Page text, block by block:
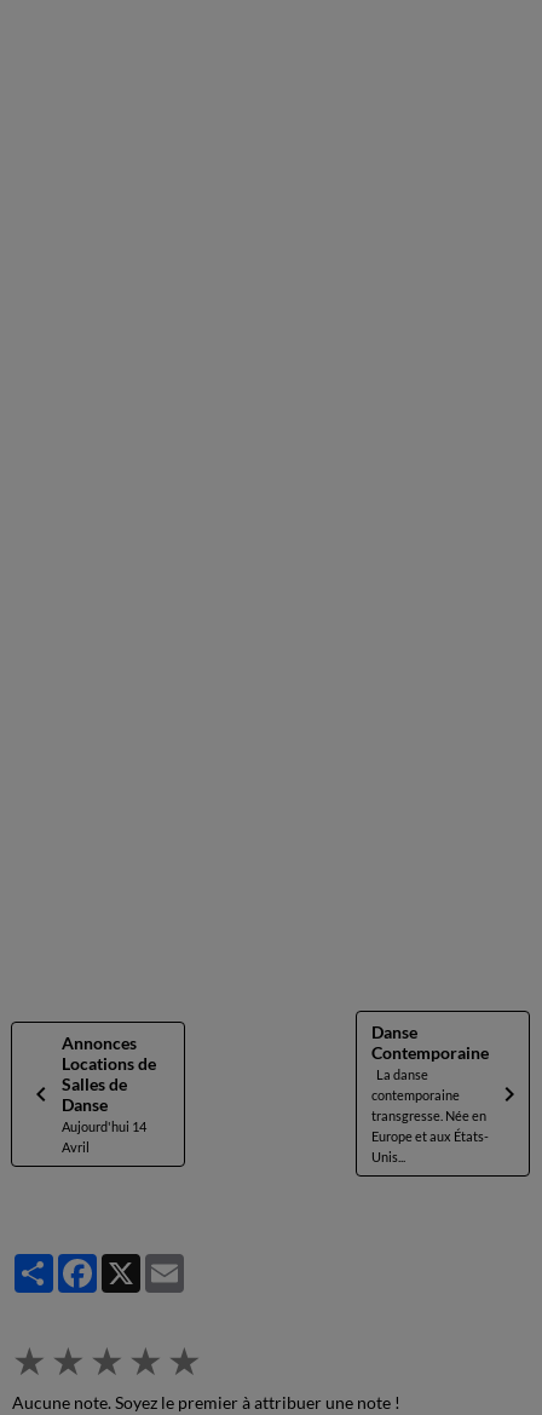
Annonces
Locations de
Salles de
Danse
Aujourd'hui 14
Avril
Danse
Contemporaine
La danse
contemporaine
transgresse. Née en
Europe et aux États-
Unis...
PartagerFacebook
X
★ ★ ★ ★ ★
Aucune note. Soyez le premier à attribuer une note !